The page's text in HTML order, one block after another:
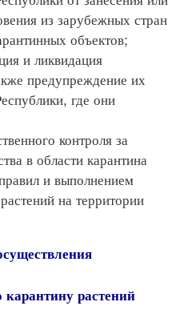
из зарубежных стран
объектов;
и ликвидация
предупреждение их
где они
контроля за
в области карантина
и выполнением
на территории
растений